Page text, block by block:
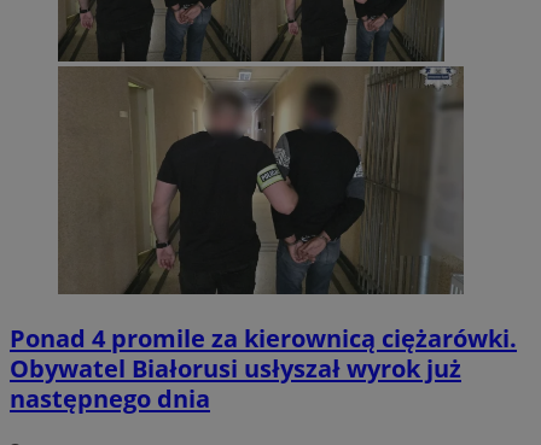
Ponad 4 promile za kierownicą ciężarówki.
Obywatel Białorusi usłyszał wyrok już
następnego dnia